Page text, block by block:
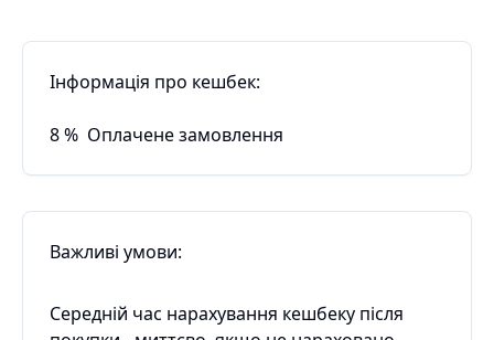
Інформація про кешбек:
8% Оплачене замовлення
Важливі умови:
Середній час нарахування кешбеку після